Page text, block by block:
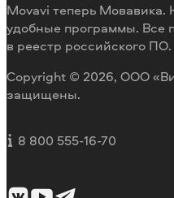
Movavi теперь Мовавика.
удобные программы. Все
в реестр российского ПО.
Copyright © 2026, ООО
защищены.
8 800 555-16-70